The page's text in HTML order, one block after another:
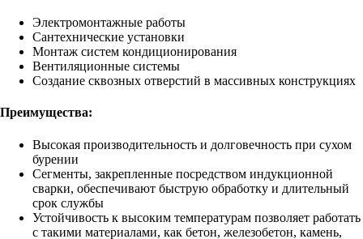
Электромонтажные работы
Сантехнические установки
Монтаж систем кондиционирования
Вентиляционные системы
Создание сквозных отверстий в массивных конструкциях
Преимущества:
Высокая производительность и долговечность при сухом
бурении
Сегменты, закрепленные посредством индукционной
сварки, обеспечивают быструю обработку и длительный
срок службы
Устойчивость к высоким температурам позволяет работать
с такими материалами, как бетон, железобетон, камень,